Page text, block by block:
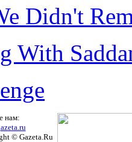
Didn't
With
нам:
© Gazeta.Ru